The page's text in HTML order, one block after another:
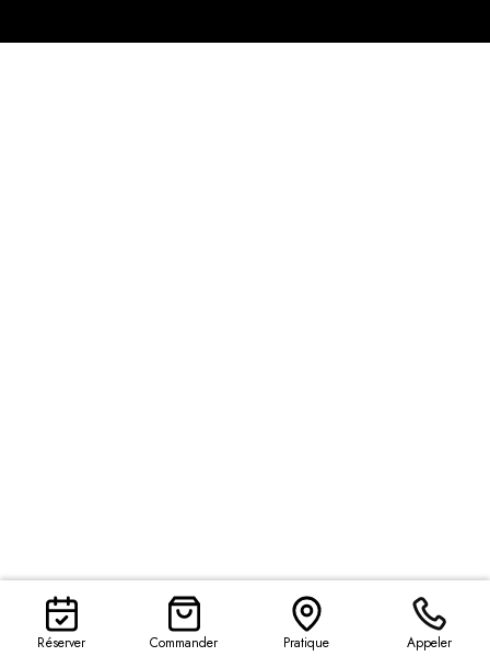
Réserver Commander Pratique Appeler